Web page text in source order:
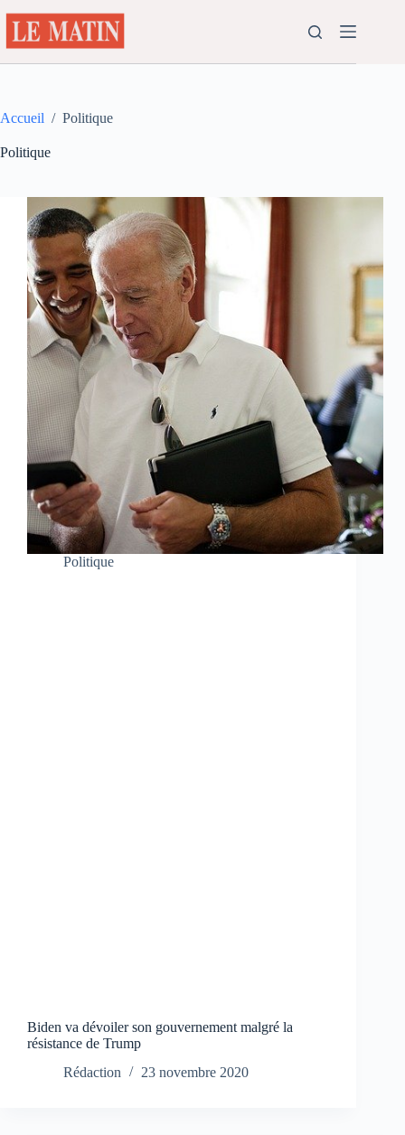
au
contenu
Accueil / Politique
Politique
Politique
Biden va dévoiler son gouvernement malgré la
résistance de Trump
Rédaction
23 novembre 2020